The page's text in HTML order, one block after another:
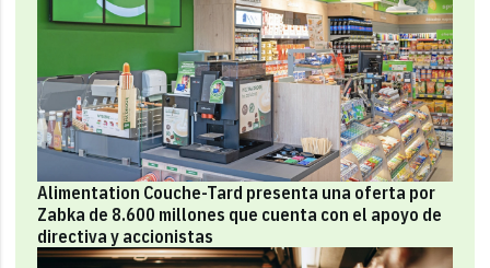
Alimentation Couche-Tard presenta una oferta por
Zabka de 8.600 millones que cuenta con el apoyo de
directiva y accionistas